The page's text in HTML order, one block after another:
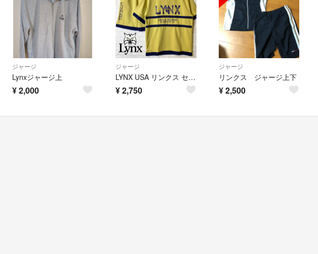
ジャージ
Lynxジャージ上
¥2,000
ジャージ
LYNX USA リンクス セットアップ スウェット ロゴ刺繍 半袖 ショーツ
¥2,750
ジャージ
リンクス ジャージ上下
¥2,500